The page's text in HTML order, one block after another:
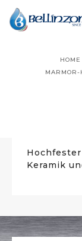
HOME
Keramik